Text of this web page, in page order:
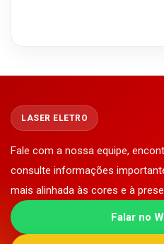
LASER ELETRO
Fale com a nossa equipe,
consulte informações
mais alinhada às cores e à
Falar no